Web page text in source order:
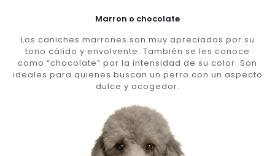
Marron o chocolate
Los caniches marrones son muy apreciados por su
tono cálido y envolvente. También se les conoce
como “chocolate” por la intensidad de su color. Son
ideales para quienes buscan un perro con un aspecto
dulce y acogedor.